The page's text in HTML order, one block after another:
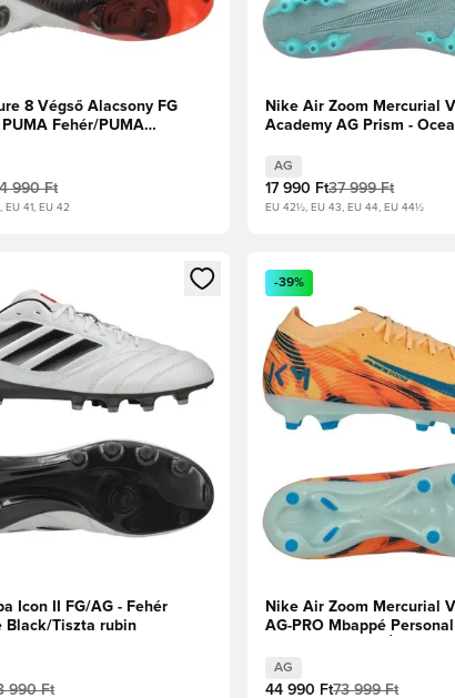
8 Végső Alacsony FG
Fehér/PUMA
990 Ft
41, EU 42
Nike Air Zoom Mercurial
Academy AG Prism -
AG
17 990 Ft37 999 Ft
EU 42½, EU 43, EU 44, EU 44½
regisztrációhoz
modált a bejelentkezéshez vagy a tagként való
Icon II FG/AG - Fehér
Black/Tiszta rubin
990 Ft
Megnyit egy modált a
-39%
Nike Air Zoom Mercurial
AG-PRO Mbappé
AG
44 990 Ft73 999 Ft